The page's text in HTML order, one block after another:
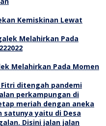
Kemiskinan Lewat
Melahirkan Pada Momen